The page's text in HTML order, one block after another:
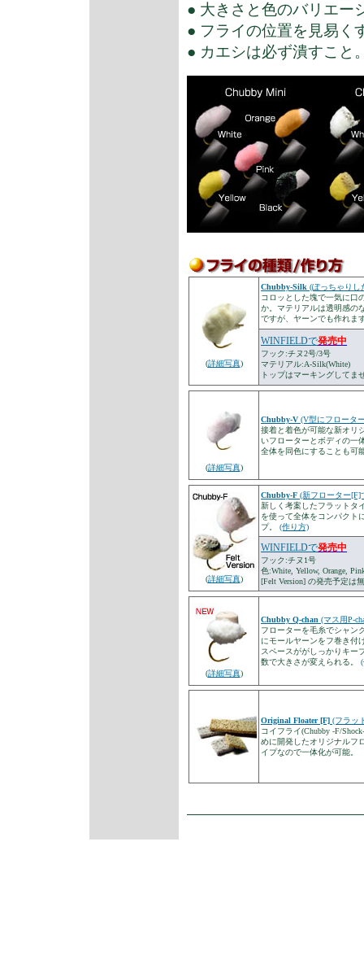
● 大きさと色のバリエー
● フライの位置を見易く
● カエシは必ず潰すこと
(詳細写真)
Chubby-Silk (ぽっちゃりし
コロッとした塊で一気に口
か。マテリアルは透明感の
ですが、ヤーンでも作れま
WINFIELDで発売中
フック:チヌ2号/3号
マテリアル:A-Silk(White)
トップはマーキングしてま
(詳細写真)
Chubby-V (V型にフロータ
接着と着色が可能な新オリ
いフローターとボディの一
全体を同色にすることも可
(詳細写真)
Chubby-F (新フローター[F]
新しく考案したフラットタ
を使って全体をコンパクト
プ。 (作り方)
WINFIELDで発売中
フック:チヌ1号
色:White, Yellow, Orange,
[Felt Version] の発売予定は
(詳細写真)
Chubby Q-chan (マス用P-
フローターを毛糸でシャン
にモールヤーンをフ巻き付
スペースががしっかりキー
数で大きさが変えられる。
Original Floater [F] (フラッ
コイフライ(Chubby -F/
めに開発したオリジナルフ
イプなので一体化が可能